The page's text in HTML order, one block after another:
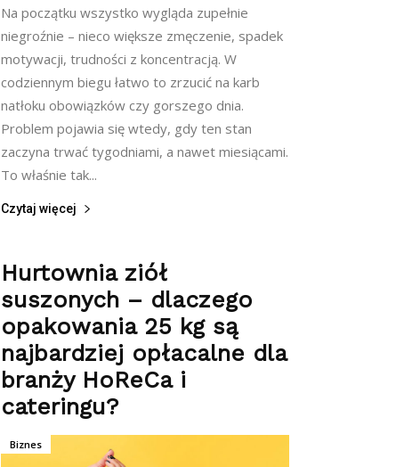
Na początku wszystko wygląda zupełnie
niegroźnie – nieco większe zmęczenie, spadek
motywacji, trudności z koncentracją. W
codziennym biegu łatwo to zrzucić na karb
natłoku obowiązków czy gorszego dnia.
Problem pojawia się wtedy, gdy ten stan
zaczyna trwać tygodniami, a nawet miesiącami.
To właśnie tak...
Czytaj więcej
Hurtownia ziół
suszonych – dlaczego
opakowania 25 kg są
najbardziej opłacalne dla
branży HoReCa i
cateringu?
Biznes